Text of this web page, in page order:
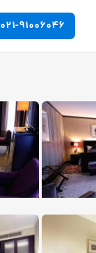
021-91006046